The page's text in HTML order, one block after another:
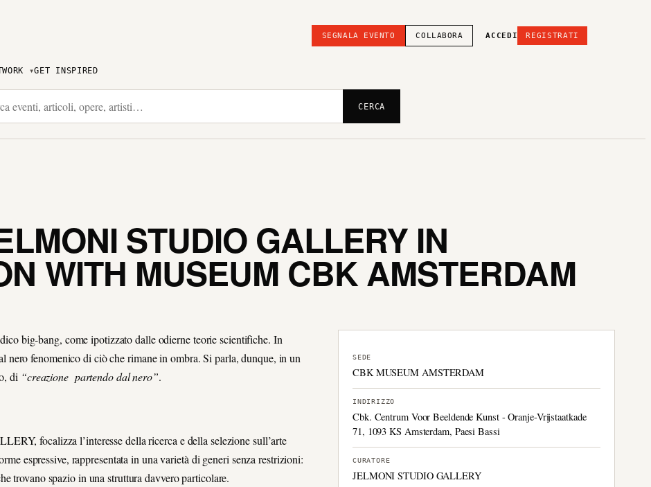
SEGNALA EVENTO COLLABORA ACCEDI REGISTRATI
GET INSPIRED
CERCA
STUDIO GALLERY IN
WITH MUSEUM CBK AMSTERDAM
big-bang, come ipotizzato dalle odierne teorie scientifiche. In
nero fenomenico di ciò che rimane in ombra. Si parla, dunque, in un
di “creazione partendo dal nero”.
focalizza l’interesse della ricerca e della selezione sull’arte
espressive, rappresentata in una varietà di generi senza restrizioni:
trovano spazio in una struttura davvero particolare.
SEDE
CBK MUSEUM AMSTERDAM
INDIRIZZO
Cbk. Centrum Voor Beeldende Kunst - Oranje-Vrijstaatkade
71, 1093 KS Amsterdam, Paesi Bassi
CURATORE
JELMONI STUDIO GALLERY